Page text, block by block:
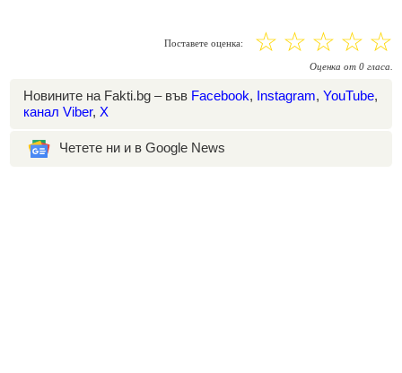
Поставете оценка: ☆
☆
☆
☆
☆
Оценка от 0 гласа.
Новините на Fakti.bg – във Facebook, Instagram, YouTube,
канал Viber, X
Четете ни и в Google News